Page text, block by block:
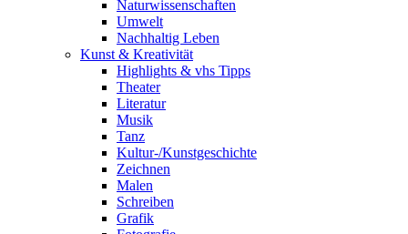
Naturwissenschaften
Umwelt
Nachhaltig Leben
Kunst & Kreativität
Highlights & vhs Tipps
Theater
Literatur
Musik
Tanz
Kultur-/Kunstgeschichte
Zeichnen
Malen
Schreiben
Grafik